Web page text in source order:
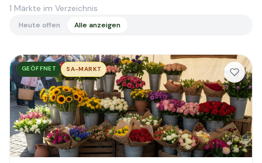
1 Märkte im Verzeichnis
Heute offen Alle anzeigen
GEÖFFNET SA-MARKT